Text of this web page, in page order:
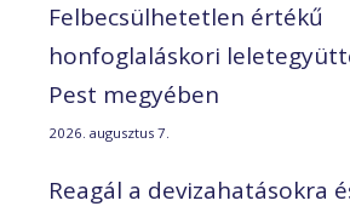
Felbecsülhetetlen értékű
honfoglaláskori
Pest megyében
2026. augusztus 7.
Reagál a devizahatásokra